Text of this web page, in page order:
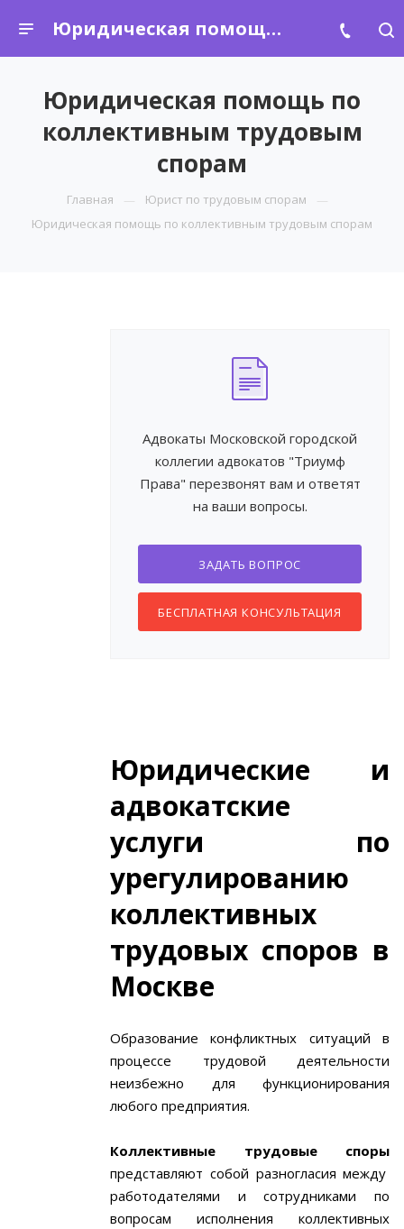
Юридическая помощь по коллективным трудовым спорам
Юридическая помощь по
коллективным трудовым
спорам
Главная
Юрист по трудовым спорам
Юридическая помощь по коллективным трудовым спорам
Адвокаты Московской городской
коллегии адвокатов "Триумф
Права" перезвонят вам и ответят
на ваши вопросы.
ЗАДАТЬ ВОПРОС
БЕСПЛАТНАЯ КОНСУЛЬТАЦИЯ
Юридические и
адвокатские
услуги по
урегулированию
коллективных
трудовых споров в
Москве
Образование конфликтных ситуаций в
процессе трудовой деятельности
неизбежно для функционирования
любого предприятия.
Коллективные трудовые споры
представляют собой разногласия между
работодателями и сотрудниками по
вопросам исполнения коллективных